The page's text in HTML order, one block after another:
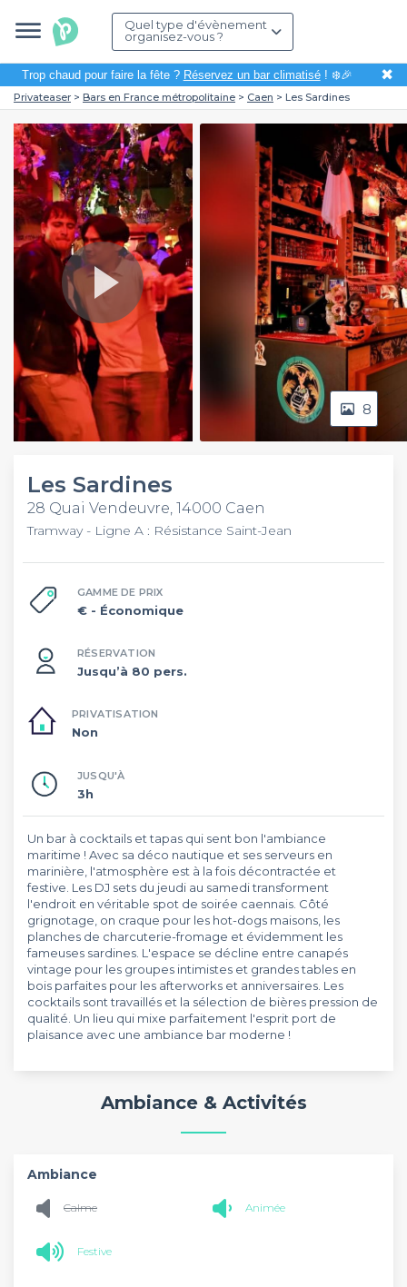
Quel type d'évènement
organisez-vous ?
Trop chaud pour faire la fête ? Réservez un bar climatisé! ❄️🎉 ✖
Privateaser Bars en France métropolitaine Caen Les Sardines
Play
Video
8
Les Sardines
28 Quai Vendeuvre, 14000 Caen
Tramway - Ligne A : Résistance Saint-Jean
GAMME DE PRIX
€ - Économique
RÉSERVATION
Jusqu’à 80 pers.
PRIVATISATION
Non
JUSQU'À
3h
Un bar à cocktails et tapas qui sent bon l'ambiance
maritime ! Avec sa déco nautique et ses serveurs en
marinière, l'atmosphère est à la fois décontractée et
festive. Les DJ sets du jeudi au samedi transforment
l'endroit en véritable spot de soirée caennais. Côté
grignotage, on craque pour les hot-dogs maisons, les
planches de charcuterie-fromage et évidemment les
fameuses sardines. L'espace se décline entre canapés
vintage pour les groupes intimistes et grandes tables en
bois parfaites pour les afterworks et anniversaires. Les
cocktails sont travaillés et la sélection de bières pression de
qualité. Un lieu qui mixe parfaitement l'esprit port de
plaisance avec une ambiance bar moderne !
Ambiance & Activités
Ambiance
Calme Animée
Festive